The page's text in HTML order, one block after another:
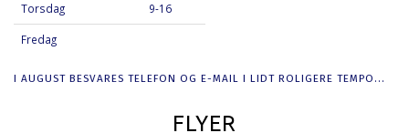
Torsdag 9-16
Fredag
I AUGUST BESVARES TELEFON OG E-MAIL I LIDT ROLIGERE TEMPO...
FLYER